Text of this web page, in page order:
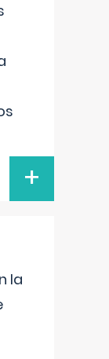
+
la